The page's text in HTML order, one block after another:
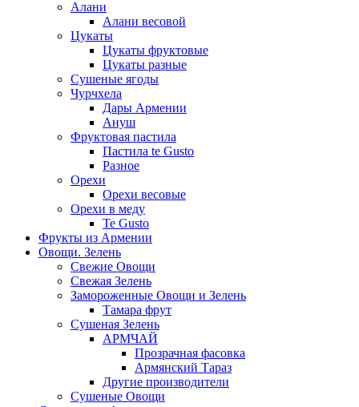
Алани
Алани весовой
Цукаты
Цукаты фруктовые
Цукаты разные
Сушеные ягоды
Чурчхела
Дары Армении
Ануш
Фруктовая пастила
Пастила te Gusto
Разное
Орехи
Орехи весовые
Орехи в меду
Te Gusto
Фрукты из Армении
Овощи. Зелень
Свежие Овощи
Свежая Зелень
Замороженные Овощи и Зелень
Тамара фрут
Сушеная Зелень
АРМЧАЙ
Прозрачная фасовка
Армянский Тараз
Другие производители
Сушеные Овощи